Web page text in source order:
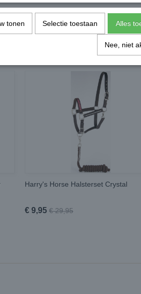
Harry's Horse Halsterset Crystal
€ 9,95 € 29,95
tonen Selectie toestaan Alles
Nee, niet